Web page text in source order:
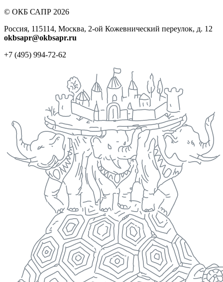
© ОКБ САПР 2026
Россия, 115114, Москва, 2-ой Кожевнический переулок, д. 12
okbsapr@okbsapr.ru
+7 (495) 994-72-62